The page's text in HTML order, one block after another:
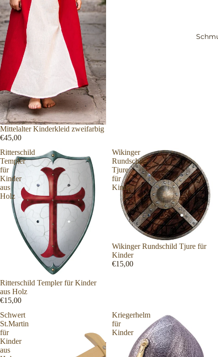
Mittelalter Kinderkleid zweifarbig
€45,00
Ritterschild
Templer
für
Kinder
aus
Holz
Ritterschild Templer für Kinder
aus Holz
€15,00
Wikinger
Rundschild
Tjure
für
Kinder
Wikinger Rundschild Tjure für
Kinder
€15,00
Schwert
St.Martin
für
Kinder
aus
Kriegerhelm
für
Kinder